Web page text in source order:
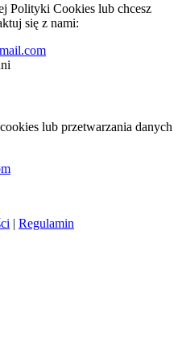
Polityki Cookies lub chcesz
się z nami:
lub przetwarzania danych
| Regulamin